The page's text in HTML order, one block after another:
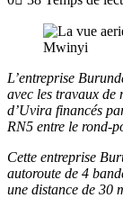
L’entreprise
avec les travaux de
d’Uvira financés
RN5 entre le rond-
Cette entreprise
autoroute de 4
une distance de 30